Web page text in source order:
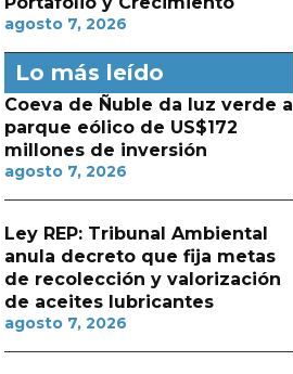
agosto 7, 2026
Lo más leído
Coeva de Ñuble da luz verde a
parque eólico de US$172
millones de inversión
agosto 7, 2026
Ley REP: Tribunal Ambiental
anula decreto que fija metas
de recolección y valorización
de aceites lubricantes
agosto 7, 2026